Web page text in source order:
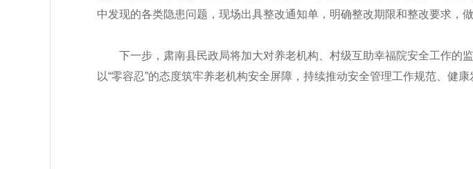
中发现的各类隐患问题，现场出具整改通知单，明确整改期限和整改要求，
下一步，肃南县民政局将加大对养老机构、村级互助幸福院安全工作的
以“零容忍”的态度筑牢养老机构安全屏障，持续推动安全管理工作规范、健